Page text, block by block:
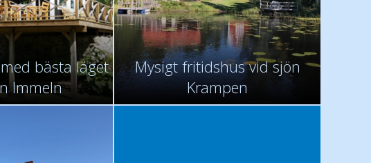
bästa läget
Immeln
Mysigt fritidshus vid sjön
Krampen